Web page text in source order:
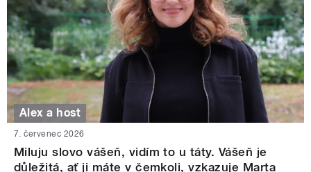
Alex a host
7. červenec 2026
Miluju slovo vášeň, vidím to u táty. Vášeň je
důležitá, ať ji máte v čemkoli, vzkazuje Marta